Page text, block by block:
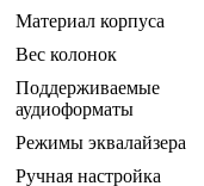
Материал корпуса
Вес колонок
Поддерживаемые
аудиоформаты
Режимы эквалайзера
Ручная настройка